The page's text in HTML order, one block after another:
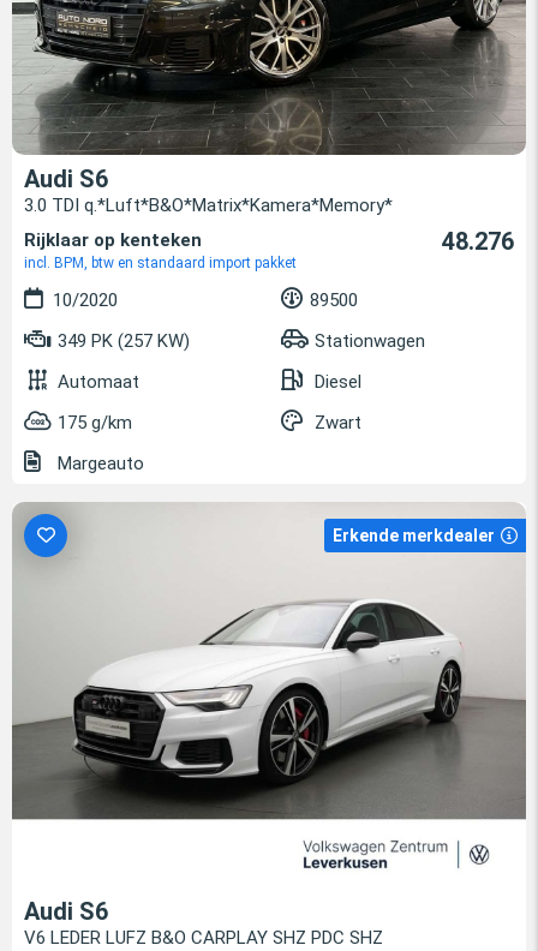
Audi S6
3.0 TDI q.*Luft*B&O*Matrix*Kamera*Memory*
Rijklaar op kenteken
incl. BPM, btw en standaard import pakket
48.276
10/2020
89500
349 PK (257 KW)
Stationwagen
Automaat
Diesel
175 g/km
Zwart
Margeauto
Erkende merkdealer
Audi S6
V6 LEDER LUFZ B&O CARPLAY SHZ PDC SHZ